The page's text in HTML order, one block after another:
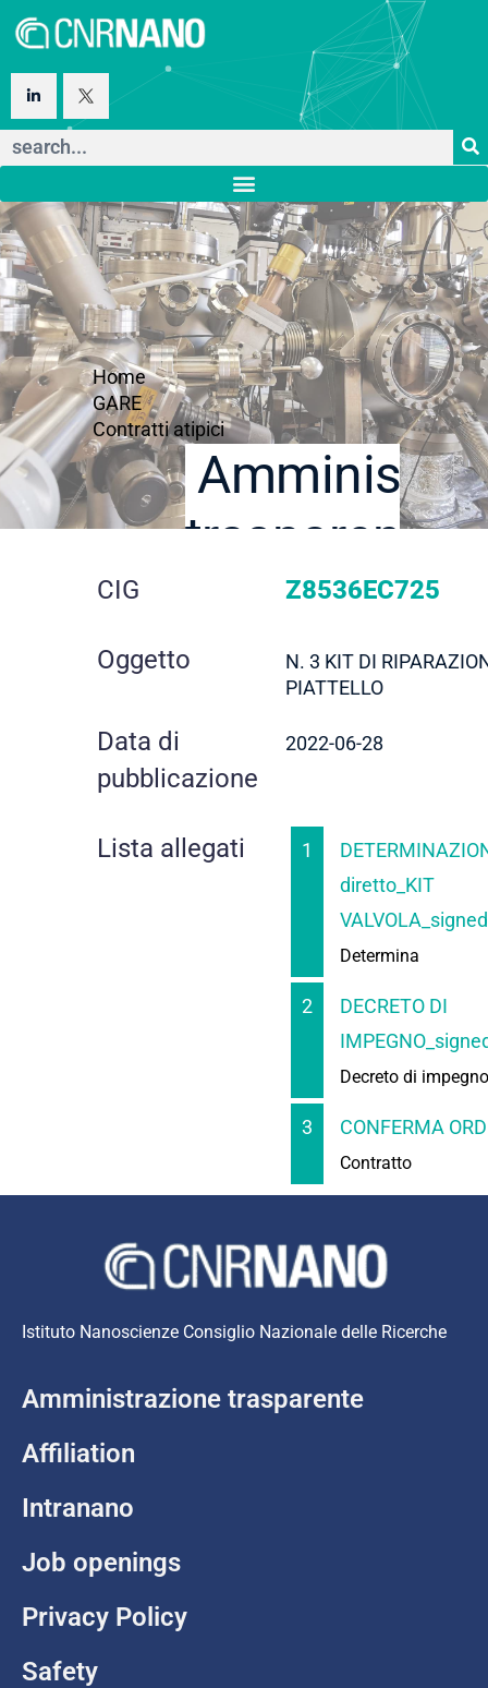
Home
GARE
Contratti atipici
trasparente
dettaglio
gara
CIG Z8536EC725
Oggetto
N. 3 KIT DI
PIATTELLO
Data di
pubblicazione
2022-06-28
Lista allegati 1
diretto_KIT
Determina
2
DECRETO DI
Decreto di impegno
3 CONFERMA
Contratto
Istituto Nanoscienze Consiglio Nazionale delle Ricerche
Amministrazione trasparente
Affiliation
Intranano
Job openings
Privacy Policy
Safety